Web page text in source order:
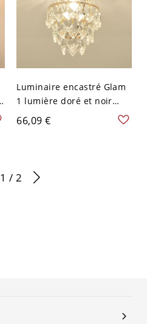
Luminaire encastré Glam
1 lumière doré et noir
avec abat-jour en verre
clair - 110 V-120 V 17,78
66,09 €
1 / 2